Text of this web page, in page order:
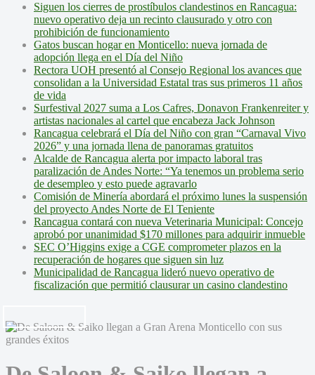
Siguen los cierres de prostíbulos clandestinos en Rancagua:
nuevo operativo deja un recinto clausurado y otro con
prohibición de funcionamiento
Gatos buscan hogar en Monticello: nueva jornada de
adopción llega en el Día del Niño
Rectora UOH presentó al Consejo Regional los avances que
consolidan a la Universidad Estatal tras sus primeros 11 años
de vida
Surfestival 2027 suma a Los Cafres, Donavon Frankenreiter y
artistas nacionales al cartel que encabeza Jack Johnson
Rancagua celebrará el Día del Niño con gran “Carnaval Vivo
2026” y una jornada llena de panoramas gratuitos
Alcalde de Rancagua alerta por impacto laboral tras
paralización de Andes Norte: “Ya tenemos un problema serio
de desempleo y esto puede agravarlo
Comisión de Minería abordará el próximo lunes la suspensión
del proyecto Andes Norte de El Teniente
Rancagua contará con nueva Veterinaria Municipal: Concejo
aprobó por unanimidad $170 millones para adquirir inmueble
SEC O’Higgins exige a CGE comprometer plazos en la
recuperación de hogares que siguen sin luz
Municipalidad de Rancagua lideró nuevo operativo de
fiscalización que permitió clausurar un casino clandestino